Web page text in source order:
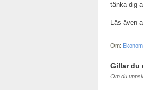
tänka dig
Läs även
Om:
Gillar du
Om du